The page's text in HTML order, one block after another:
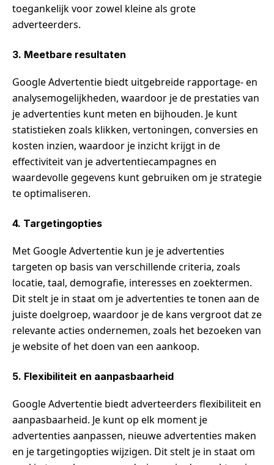
toegankelijk voor zowel kleine als grote
adverteerders.
3. Meetbare resultaten
Google Advertentie biedt uitgebreide rapportage- en
analysemogelijkheden, waardoor je de prestaties van
je advertenties kunt meten en bijhouden. Je kunt
statistieken zoals klikken, vertoningen, conversies en
kosten inzien, waardoor je inzicht krijgt in de
effectiviteit van je advertentiecampagnes en
waardevolle gegevens kunt gebruiken om je strategie
te optimaliseren.
4. Targetingopties
Met Google Advertentie kun je je advertenties
targeten op basis van verschillende criteria, zoals
locatie, taal, demografie, interesses en zoektermen.
Dit stelt je in staat om je advertenties te tonen aan de
juiste doelgroep, waardoor je de kans vergroot dat ze
relevante acties ondernemen, zoals het bezoeken van
je website of het doen van een aankoop.
5. Flexibiliteit en aanpasbaarheid
Google Advertentie biedt adverteerders flexibiliteit en
aanpasbaarheid. Je kunt op elk moment je
advertenties aanpassen, nieuwe advertenties maken
en je targetingopties wijzigen. Dit stelt je in staat om